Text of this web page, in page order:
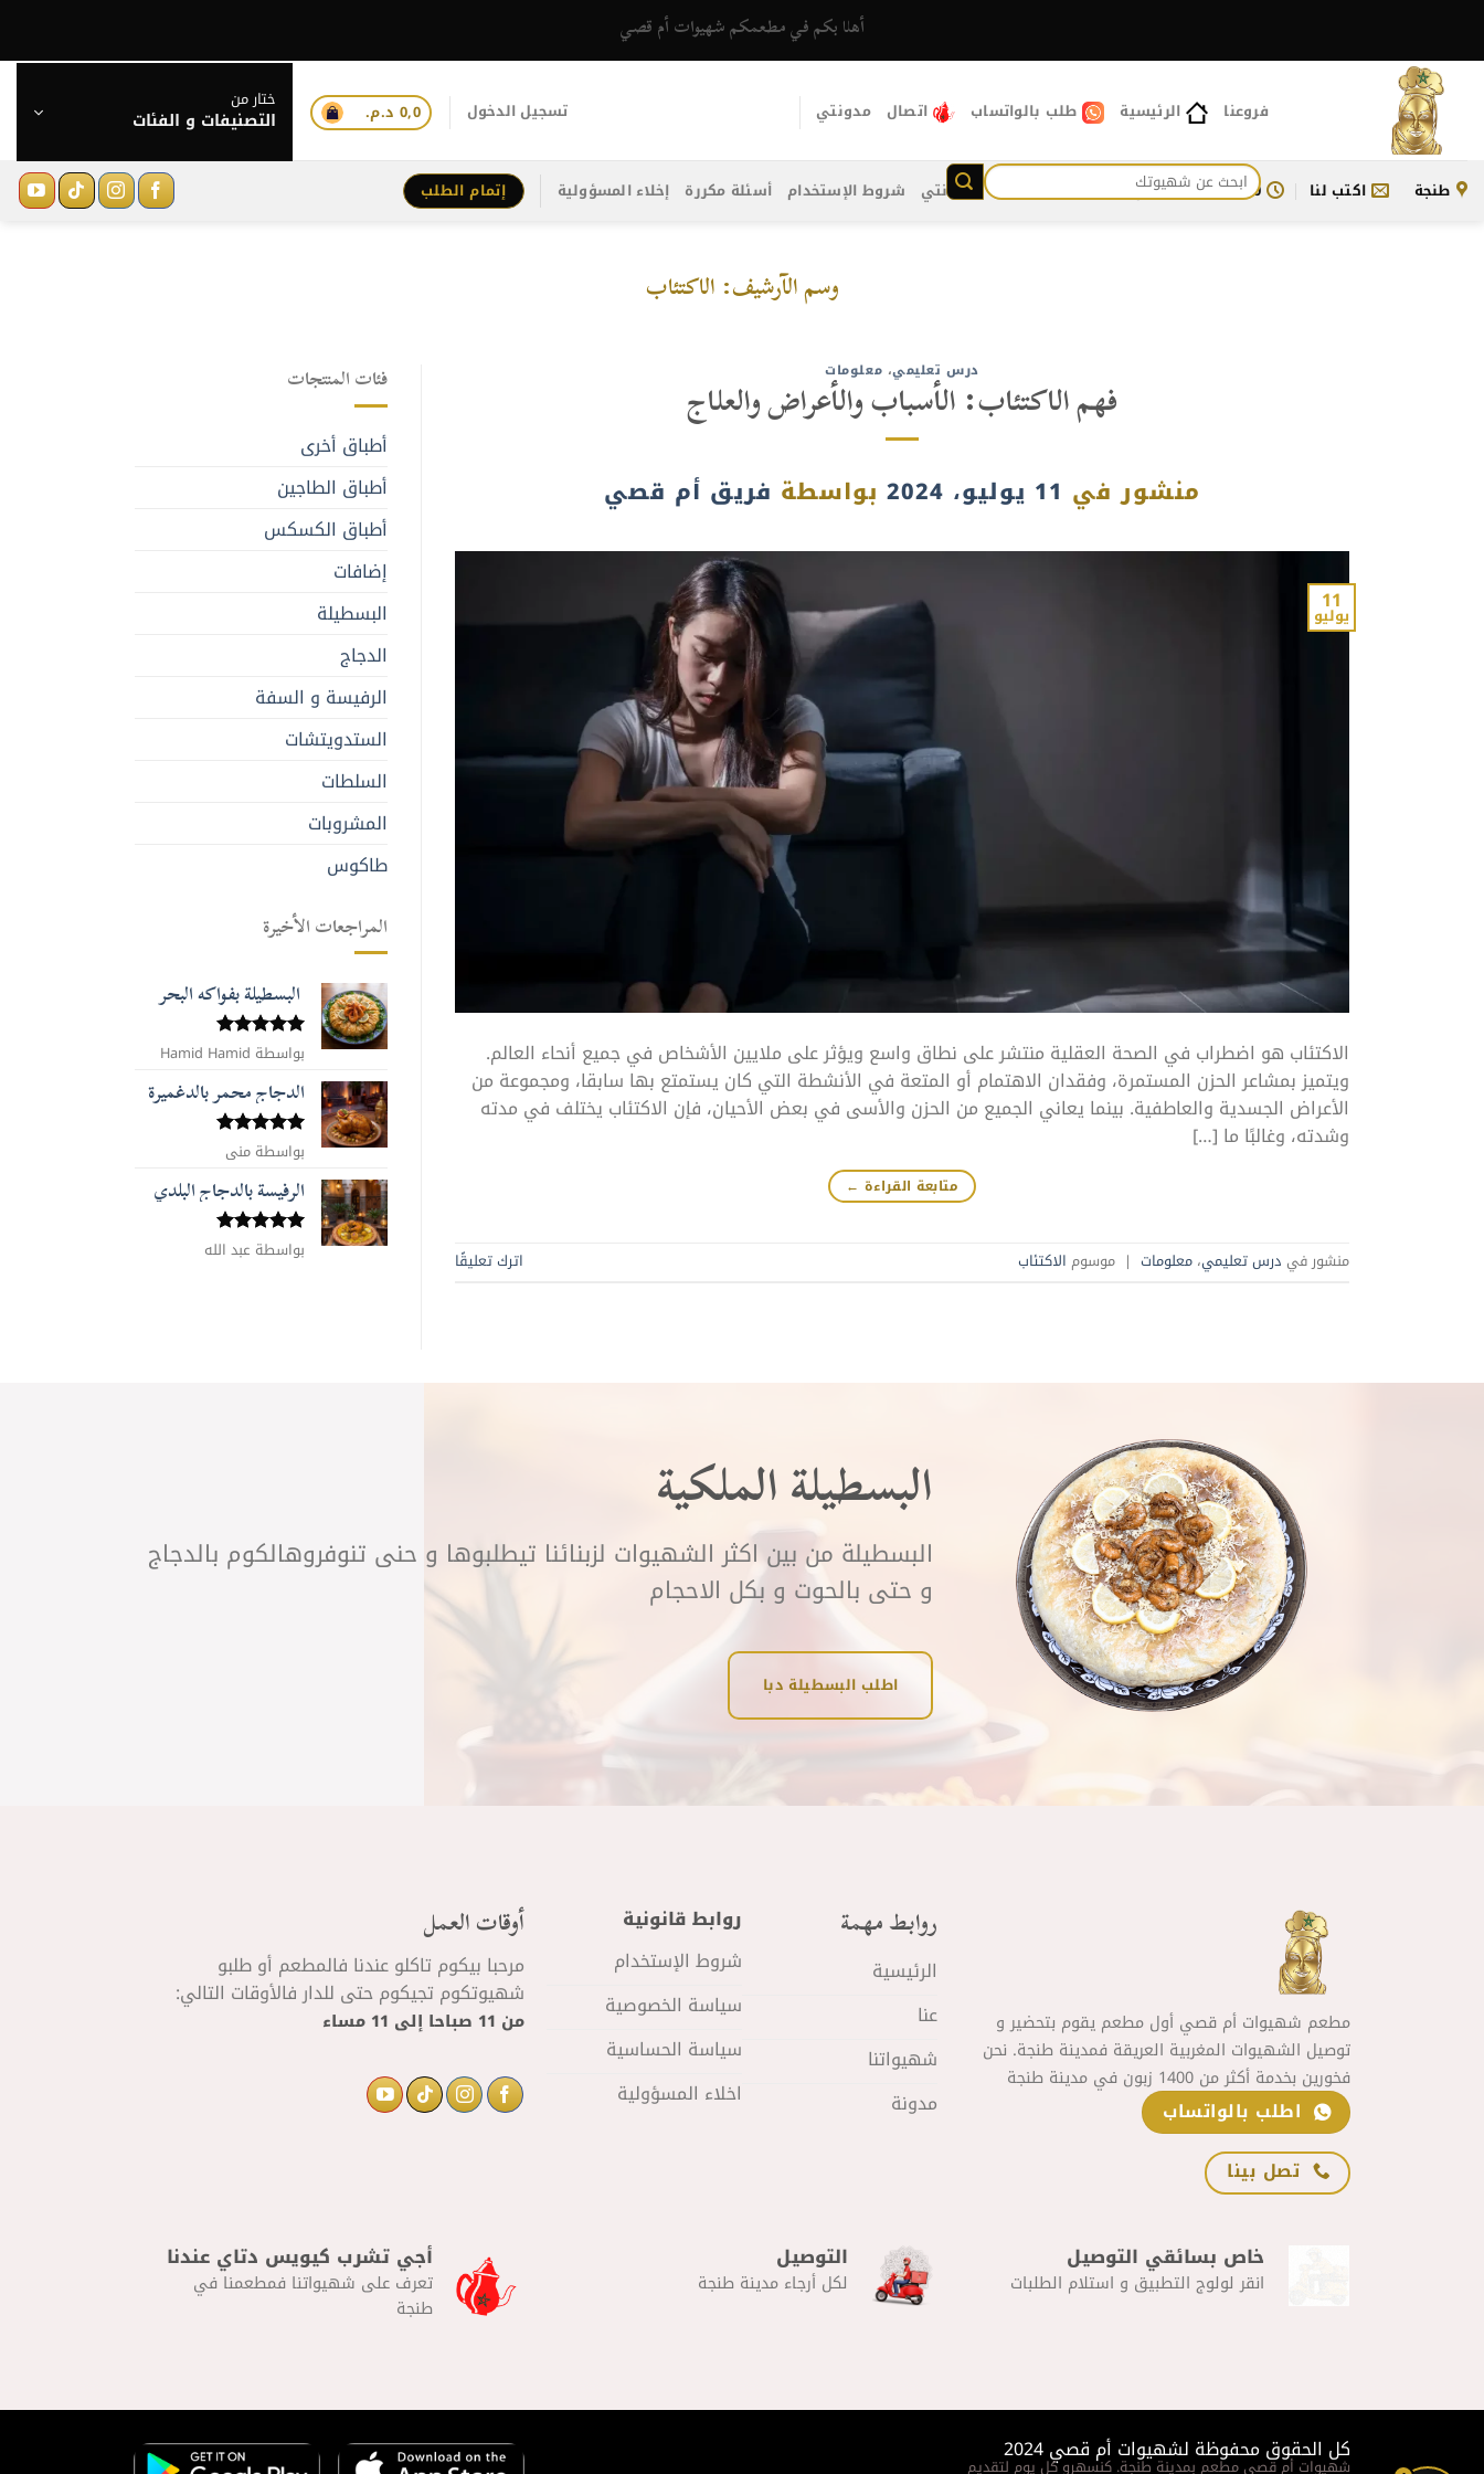
أهلا بكم في مطعمكم شهيوات أم قصي
فروعنا الرئيسية طلب بالواتساب اتصال مدونتي
البحث
عن:
تسجيل الدخول 0,0 د.م. ختار من
التصنيفات و الفئات
طنجة اكتب لنا 11:00 ص - 11:30 م للتواصل معنا مدونتي شروط الإستخدام أسئلة مكررة إخلاء المسؤولية إتمام الطلب
وسم الآرشيف: الاكتئاب
درس تعليمي، معلومات
فهم الاكتئاب: الأسباب والأعراض والعلاج
منشور في 11 يوليو، 2024 بواسطة فريق أم قصي
11
يوليو
الاكتئاب هو اضطراب في الصحة العقلية منتشر على نطاق واسع ويؤثر على ملايين الأشخاص في جميع أنحاء العالم.
ويتميز بمشاعر الحزن المستمرة، وفقدان الاهتمام أو المتعة في الأنشطة التي كان يستمتع بها سابقا، ومجموعة من
الأعراض الجسدية والعاطفية. بينما يعاني الجميع من الحزن والأسى في بعض الأحيان، فإن الاكتئاب يختلف في مدته
وشدته، وغالبًا ما […]
متابعة القراءة ←
منشور في درس تعليمي، معلومات | موسوم الاكتئاب اترك تعليقًا
فئات المنتجات
أطباق أخرى
أطباق الطاجين
أطباق الكسكس
إضافات
البسطيلة
الدجاج
الرفيسة و السفة
الستدويتشات
السلطات
المشروبات
طاكوس
المراجعات الأخيرة
البسطيلة بفواكه البحر
تم التقييم
5من 5
بواسطة Hamid Hamid
الدجاج محمر بالدغميرة
تم التقييم
5من 5
بواسطة منى
الرفيسة بالدجاج البلدي
تم التقييم
5من 5
بواسطة عبد الله
البسطيلة الملكية
البسطيلة من بين اكثر الشهيوات لزبنائنا تيطلبوها و حنى تنوفروهالكوم بالدجاج
و حتى بالحوت و بكل الاحجام
اطلب البسطيلة دبا
مطعم شهيوات أم قصي أول مطعم يقوم بتحضير و
توصيل الشهيوات المغربية العريقة فمدينة طنجة. نحن
فخورين بخدمة أكثر من 1400 زبون في مدينة طنجة
اطلب بالواتساب
تصل بينا
روابط مهمة
الرئيسية
عنا
شهيواتنا
مدونة
روابط قانونية
شروط الإستخدام
سياسة الخصوصية
سياسة الحساسية
اخلاء المسؤولية
أوقات العمل
مرحبا بيكوم تاكلو عندنا فالمطعم أو طلبو
شهيوتكوم تجيكوم حتى للدار فالأوقات التالي:
من 11 صباحا إلى
خاص بسائقي التوصيل
انقر لولوج التطبيق و استلام الطلبات
التوصيل
لكل أرجاء مدينة طنجة
أجي تشرب كيويس دتاي عندنا
تعرف على شهيواتنا فمطعمنا في
طنجة
كل الحقوق محفوظة لشهيوات أم قصي 2024
شهيوات أم قصي مطعم بمدينة طنجة. كنسهرو كل يوم لتقديم